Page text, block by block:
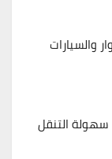
والسيارات
التنقل